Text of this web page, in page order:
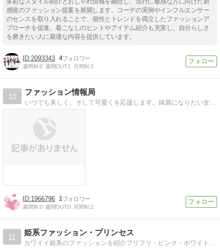
感覚のファッション提案を展開します。コーデの実例やインフルエンサー
のセンスを取り入れることで、個性とトレンドを両立したファッションア
プローチを促進。着こなしのヒントやアイテム紹介も充実し、自分らしさ
を磨きたい人に最適な内容を提供しています。
2093343 4
週間IN:0 週間OUT:1 月間IN:2
10
ファッション情報局
いつでも美しく、そして可愛くを応援します。綺麗になりたい女性の為のファッション・コスメ等のご紹介！ 頑張るあなたにより良い情報をお届けします！！
1966796 1
週間IN:0 週間OUT:0 月間IN:2
11
姫系ファッション・プリンセス